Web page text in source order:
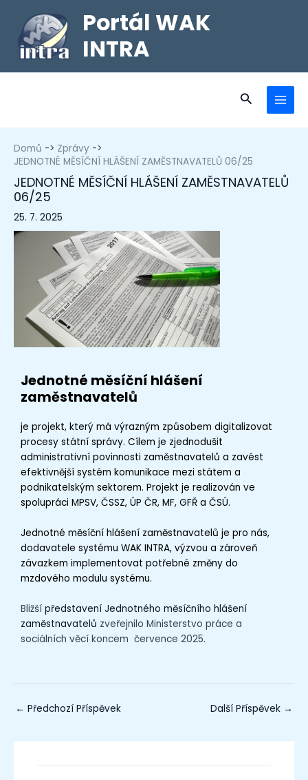
Portál WAK
INTRA
Domů
Zprávy
JEDNOTNÉ MĚSÍČNÍ HLÁŠENÍ ZAMĚSTNAVATELŮ 06/25
JEDNOTNÉ MĚSÍČNÍ HLÁŠENÍ ZAMĚSTNAVATELŮ
06/25
25. 7. 2025
Jednotné měsíční hlášení
zaměstnavatelů
je projekt, který má výrazným způsobem digitalizovat
procesy státní správy. Cílem je zjednodušit
administrativní povinnosti zaměstnavatelů a zavést
efektivnější systém komunikace mezi státem a
podnikatelským sektorem. Projekt je realizován ve
spolupráci MPSV, ČSSZ, ÚP ČR, MF, GFŘ a ČSÚ.
Jednotné měsíční hlášení zaměstnavatelů je pro nás,
dodavatele systému WAK INTRA, výzvou a zároveň
závazkem implementovat potřebné změny do
mzdového modulu systému.
Bližší představení Jednotného měsíčního hlášení
zaměstnavatelů zveřejnilo Ministerstvo práce a
sociálních věcí koncem července 2025.
← Předchozí Příspěvek Další Příspěvek →